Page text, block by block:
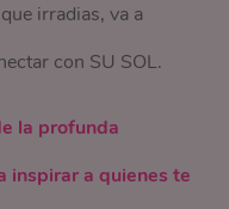
irradias, va a
con SU SOL.
la profunda
inspirar a quienes te